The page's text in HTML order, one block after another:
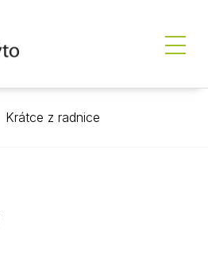
Krátce z radnice